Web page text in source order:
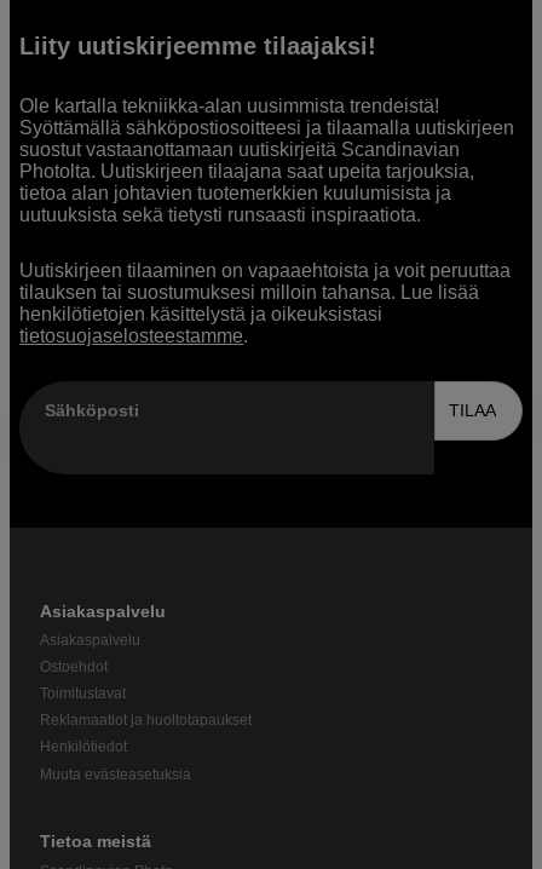
Liity uutiskirjeemme tilaajaksi!
Ole kartalla tekniikka-alan uusimmista trendeistä!
Syöttämällä sähköpostiosoitteesi ja tilaamalla uutiskirjeen
suostut vastaanottamaan uutiskirjeitä Scandinavian
Photolta. Uutiskirjeen tilaajana saat upeita tarjouksia,
tietoa alan johtavien tuotemerkkien kuulumisista ja
uutuuksista sekä tietysti runsaasti inspiraatiota.
Uutiskirjeen tilaaminen on vapaaehtoista ja voit peruuttaa
tilauksen tai suostumuksesi milloin tahansa. Lue lisää
henkilötietojen käsittelystä ja oikeuksistasi
tietosuojaselosteestamme.
Sähköposti TILAA
Asiakaspalvelu
Asiakaspalvelu
Ostoehdot
Toimitustavat
Reklamaatiot ja huoltotapaukset
Henkilötiedot
Muuta evästeasetuksia
Tietoa meistä